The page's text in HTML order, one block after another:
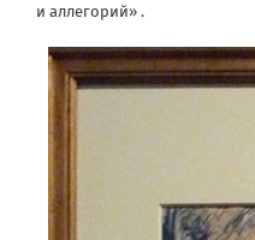
и аллегорий» .